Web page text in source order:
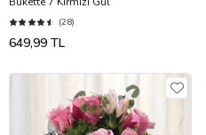
(28)
649,99 TL